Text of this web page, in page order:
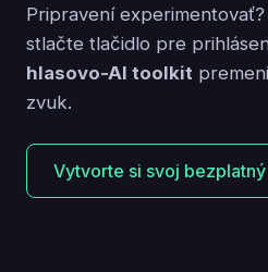
Pripravení
stlačte tlačidlo pre
hlasovo-AI toolkit
zvuk.
Vytvorte si svoj